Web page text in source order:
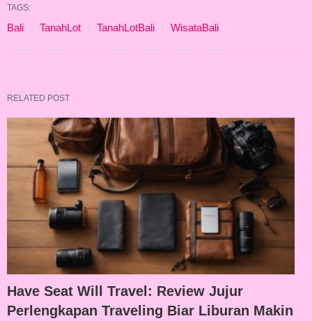
TAGS:
Bali TanahLot TanahLotBali WisataBali
RELATED POST
Have Seat Will Travel: Review Jujur
Perlengkapan Traveling Biar Liburan Makin